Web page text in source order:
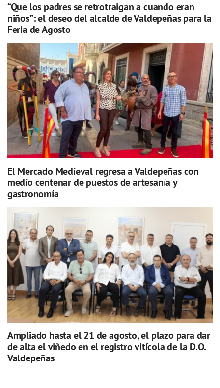
“Que los padres se retrotraigan a cuando eran
niños”: el deseo del alcalde de Valdepeñas para la
Feria de Agosto
El Mercado Medieval regresa a Valdepeñas con
medio centenar de puestos de artesanía y
gastronomía
Ampliado hasta el 21 de agosto, el plazo para dar
de alta el viñedo en el registro vitícola de la D.O.
Valdepeñas